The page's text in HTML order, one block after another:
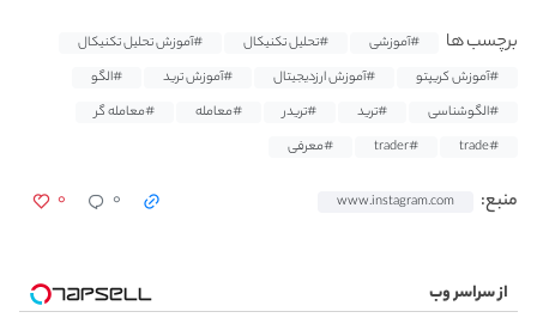
برچسب ها #آموزشی #تحلیل تکنیکال
#آموزش تحلیل تکنیکال
#آموزش کریپتو
#آموزش ارزدیجیتال #آموزش ترید
#الگو
#الگوشناسی
#ترید #تریدر #معامله
#معامله گر
#trade
#trader #معرفی
منبع: www.instagram.com ۰ ۰
از سراسر وب